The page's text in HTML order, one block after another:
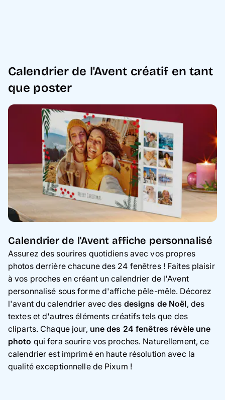
Calendrier de l'Avent créatif en tant
que poster
Calendrier de l'Avent affiche personnalisé
Assurez des sourires quotidiens avec vos propres
photos derrière chacune des 24 fenêtres ! Faites plaisir
à vos proches en créant un calendrier de l'Avent
personnalisé sous forme d'affiche pêle-mêle. Décorez
l'avant du calendrier avec des designs de Noël, des
textes et d'autres éléments créatifs tels que des
cliparts. Chaque jour, une des 24 fenêtres révèle une
photo qui fera sourire vos proches. Naturellement, ce
calendrier est imprimé en haute résolution avec la
qualité exceptionnelle de Pixum !